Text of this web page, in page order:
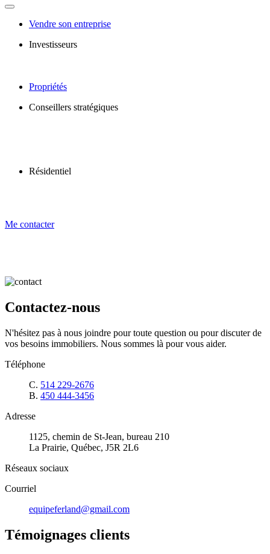
Vendre son entreprise
Investisseurs
Propriétés
Conseillers stratégiques
Résidentiel
Me contacter
Contactez-nous
N'hésitez pas à nous joindre pour toute question ou pour discuter de
vos besoins immobiliers. Nous sommes là pour vous aider.
Téléphone
C. 514 229-2676
B. 450 444-3456
Adresse
1125, chemin de St-Jean, bureau 210
La Prairie, Québec, J5R 2L6
Réseaux sociaux
Courriel
equipeferland@gmail.com
Témoignages clients